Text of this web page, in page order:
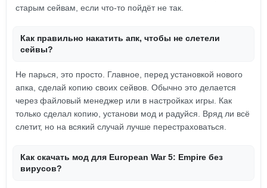
старым сейвам, если что-то пойдёт не так.
Как правильно накатить апк, чтобы не слетели
сейвы?
Не парься, это просто. Главное, перед установкой нового
апка, сделай копию своих сейвов. Обычно это делается
через файловый менеджер или в настройках игры. Как
только сделал копию, установи мод и радуйся. Вряд ли всё
слетит, но на всякий случай лучше перестраховаться.
Как скачать мод для European War 5: Empire без
вирусов?